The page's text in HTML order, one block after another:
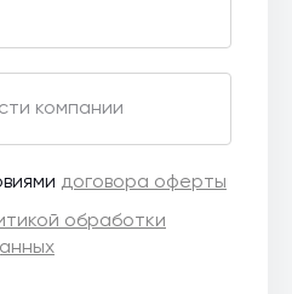
компании
договора оферты
обработки